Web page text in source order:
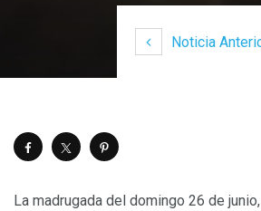
Noticia
La madrugada del domingo 26 de